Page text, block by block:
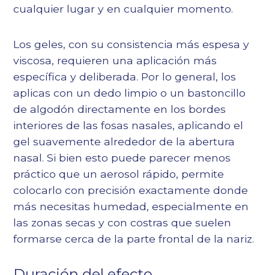
cualquier lugar y en cualquier momento.
Los geles, con su consistencia más espesa y
viscosa, requieren una aplicación más
específica y deliberada. Por lo general, los
aplicas con un dedo limpio o un bastoncillo
de algodón directamente en los bordes
interiores de las fosas nasales, aplicando el
gel suavemente alrededor de la abertura
nasal. Si bien esto puede parecer menos
práctico que un aerosol rápido, permite
colocarlo con precisión exactamente donde
más necesitas humedad, especialmente en
las zonas secas y con costras que suelen
formarse cerca de la parte frontal de la nariz.